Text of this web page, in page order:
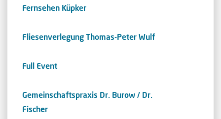
Fernsehen Küpker
Fliesenverlegung Thomas-Peter Wulf
Full Event
Gemeinschaftspraxis Dr. Burow / Dr.
Fischer